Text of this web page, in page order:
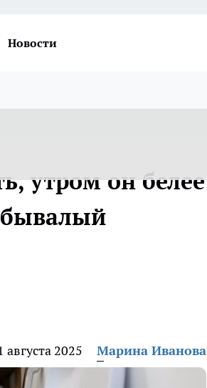
Новости
утром он белее
бывалый
августа 2025 Марина Иванова